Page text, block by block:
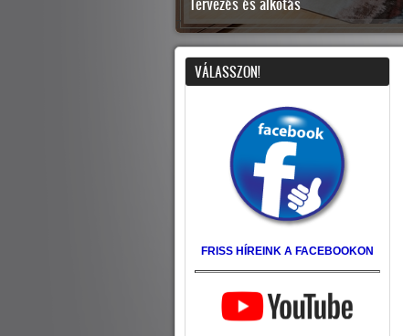
7
VÁLASSZON!
FRISS HÍREINK A FACEBOOKON